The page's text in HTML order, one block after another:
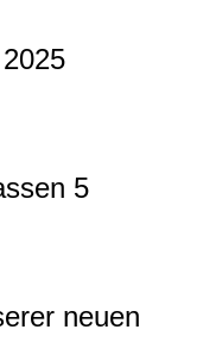
5
neuen